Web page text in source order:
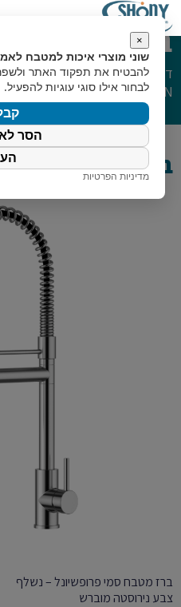
ברז מטבח URBAN
דף הבית»קטלוג מוצרים»
URBAN
ברז מטבח URBAN
ברז מטבח סמי פרופשיונל – נשלף
צבע נירוסטה מוברש
×
שוני מוצרי איכות למטבח
להבטיח את תפקוד האתר
לבחור אילו סוגי עוגיות להפעיל.
הסר
מדיניות הפרטיות